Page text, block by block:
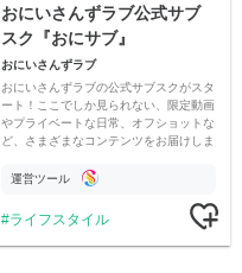
おにいさんずラブ公式サブ
スク『おにサブ』
おにいさんずラブ
おにいさんずラブの公式サブスクがスタ
ート！ここでしか見られない、限定動画
やプライベートな日常、オフショットな
ど、さまざまなコンテンツをお届けしま
運営ツール
ライフスタイル